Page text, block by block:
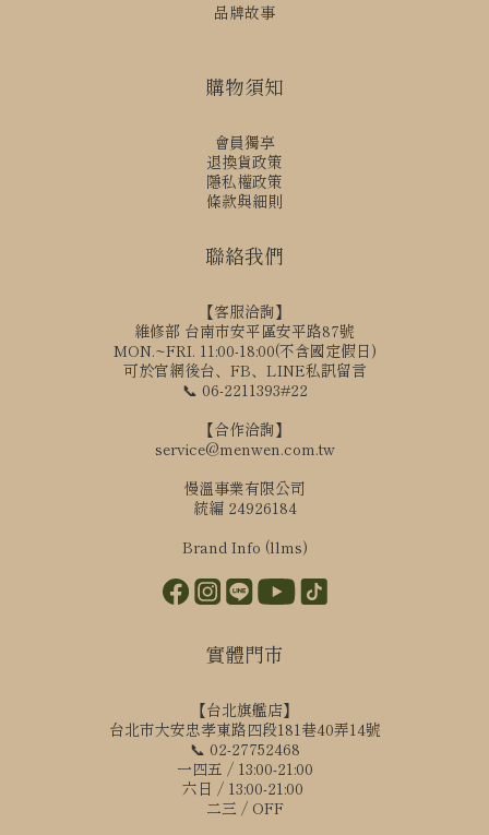
品牌故事
購物須知
會員獨享
退換貨政策
隱私權政策
條款與細則
聯絡我們
【客服洽詢】
維修部 台南市安平區安平路87號
MON.~FRI. 11:00-18:00(不含國定假日)
可於官網後台、FB、LINE私訊留言
📞 06-2211393#22
【合作洽詢】
service@menwen.com.tw
慢溫事業有限公司
統編 24926184
Brand Info (llms)
實體門市
【台北旗艦店】
台北市大安忠孝東路四段181巷40弄14號
📞 02-27752468
一四五 / 13:00-21:00
六日 / 13:00-21:00
二三 / OFF